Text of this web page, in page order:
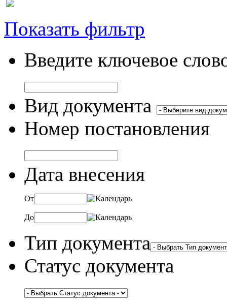
Показать фильтр
Введите ключевое
Вид документа
Номер постановления
Дата внесения
От
До
Тип документа
Статус документа